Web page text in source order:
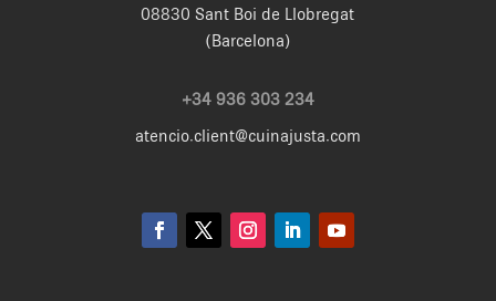
08830 Sant Boi de Llobregat
(Barcelona)
+34 936 303 234
atencio.client@cuinajusta.com